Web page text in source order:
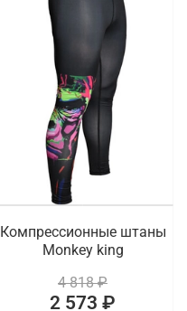
Компрессионные штаны
Monkey king
4 818 ₽
2 573 ₽